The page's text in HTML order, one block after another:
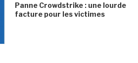
Panne Crowdstrike : une lourde
facture pour les victimes